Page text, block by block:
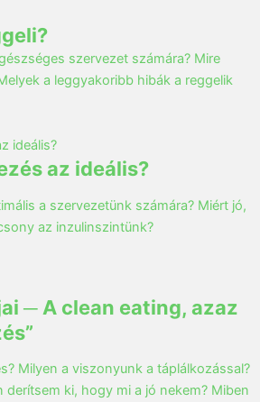
szervezet számára? Mire
a leggyakoribb hibák a reggelik
az ideális?
a szervezetünk számára? Miért jó,
az inzulinszintünk?
─ A clean eating, azaz
Milyen a viszonyunk a táplálkozással?
derítsem ki, hogy mi a jó nekem? Miben